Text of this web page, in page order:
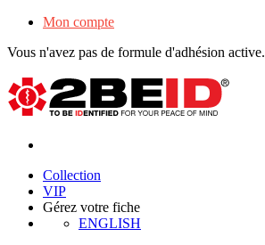
Mon compte
Vous n'avez pas de formule d'adhésion active.
Collection
VIP
Gérez votre fiche
ENGLISH